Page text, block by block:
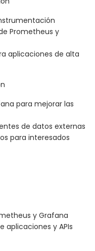
Prometheus y
aplicaciones de alta
para mejorar las
de datos externas
para interesados
y Grafana
aplicaciones y APIs